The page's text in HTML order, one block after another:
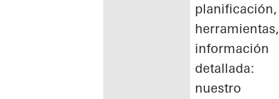
planificación,
herramientas,
información
detallada:
nuestro